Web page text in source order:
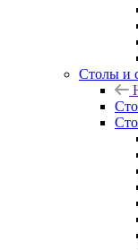
Столы и